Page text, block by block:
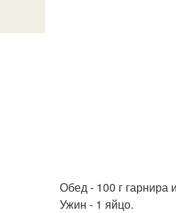
Обед - 100 г гарнира
Ужин - 1 яйцо.